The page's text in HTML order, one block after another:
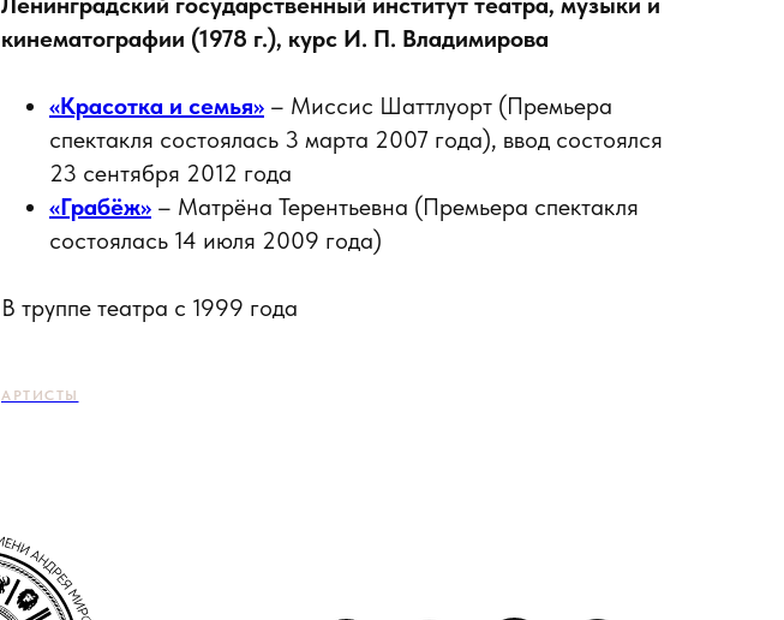
кинематографии (1978 г.), курс И. П. Владимирова
«Красотка и семья» – Миссис Шаттлуорт (Премьера
спектакля состоялась 3 марта 2007 года), ввод состоялся
23 сентября 2012 года
«Грабёж» – Матрёна Терентьевна (Премьера спектакля
состоялась 14 июля 2009 года)
В труппе театра с 1999 года
АРТИСТЫ